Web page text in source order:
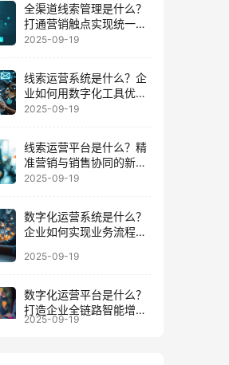
全渠道线索管理是什么？
打通营销触点实现统一数
据运营的路径
2025-09-19
线索运营系统是什么？企
业如何用数字化工具优化
客户全周期
2025-09-19
线索运营平台是什么？精
准营销与销售协同的新增
长引擎
2025-09-19
数字化运营系统是什么？
企业如何实现业务流程与
2025-09-19
数字化运营平台是什么？
打造企业全链路智能增长
的底座
2025-09-19